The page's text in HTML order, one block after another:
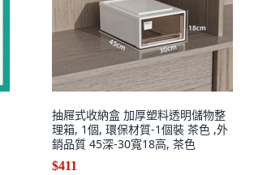
抽屜式收納盒 加厚塑料透明儲物整
理箱, 1個, 環保材質-1個裝 茶色 ,外
銷品質 45深-30寬18高, 茶色
$411